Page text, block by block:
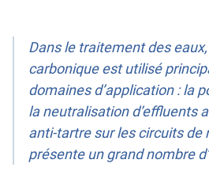
Dans le traitement des
carbonique est utilisé
domaines d’application : la
la neutralisation d’effluents
anti-tartre sur les circuits de
présente un grand nombre